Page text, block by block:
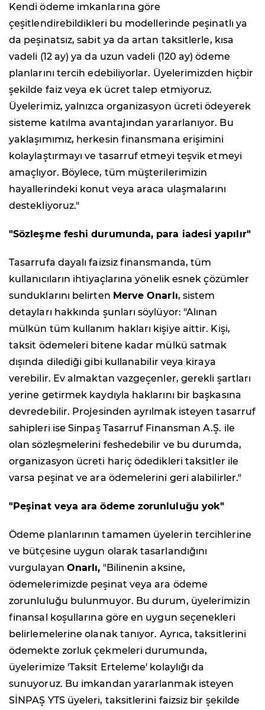
Kendi ödeme imkanlarına göre
çeşitlendirebildikleri bu modellerinde peşinatlı ya
da peşinatsız, sabit ya da artan taksitlerle, kısa
vadeli (12 ay) ya da uzun vadeli (120 ay) ödeme
planlarını tercih edebiliyorlar. Üyelerimizden hiçbir
şekilde faiz veya ek ücret talep etmiyoruz.
Üyelerimiz, yalnızca organizasyon ücreti ödeyerek
sisteme katılma avantajından yararlanıyor. Bu
yaklaşımımız, herkesin finansmana erişimini
kolaylaştırmayı ve tasarruf etmeyi teşvik etmeyi
amaçlıyor. Böylece, tüm müşterilerimizin
hayallerindeki konut veya araca ulaşmalarını
destekliyoruz."
"Sözleşme feshi durumunda, para iadesi yapılır"
Tasarrufa dayalı faizsiz finansmanda, tüm
kullanıcıların ihtiyaçlarına yönelik esnek çözümler
sunduklarını belirten Merve Onarlı, sistem
detayları hakkında şunları söylüyor: "Alınan
mülkün tüm kullanım hakları kişiye aittir. Kişi,
taksit ödemeleri bitene kadar mülkü satmak
dışında dilediği gibi kullanabilir veya kiraya
verebilir. Ev almaktan vazgeçenler, gerekli şartları
yerine getirmek kaydıyla haklarını bir başkasına
devredebilir. Projesinden ayrılmak isteyen tasarruf
sahipleri ise Sinpaş Tasarruf Finansman A.Ş. ile
olan sözleşmelerini feshedebilir ve bu durumda,
organizasyon ücreti hariç ödedikleri taksitler ile
varsa peşinat ve ara ödemelerini geri alabilirler."
"Peşinat veya ara ödeme zorunluluğu yok"
Ödeme planlarının tamamen üyelerin tercihlerine
ve bütçesine uygun olarak tasarlandığını
vurgulayan Onarlı, "Bilinenin aksine,
ödemelerimizde peşinat veya ara ödeme
zorunluluğu bulunmuyor. Bu durum, üyelerimizin
finansal koşullarına göre en uygun seçenekleri
belirlemelerine olanak tanıyor. Ayrıca, taksitlerini
ödemekte zorluk çekmeleri durumunda,
üyelerimize 'Taksit Erteleme' kolaylığı da
sunuyoruz. Bu imkandan yararlanmak isteyen
SİNPAŞ YTS üyeleri, taksitlerini faizsiz bir şekilde